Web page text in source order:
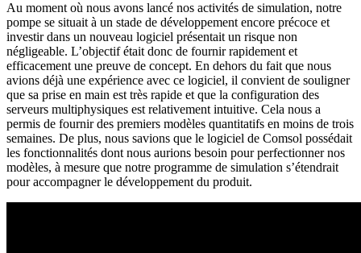
Au moment où nous avons lancé nos activités de simulation, notre
pompe se situait à un stade de développement encore précoce et
investir dans un nouveau logiciel présentait un risque non
négligeable. L’objectif était donc de fournir rapidement et
efficacement une preuve de concept. En dehors du fait que nous
avions déjà une expérience avec ce logiciel, il convient de souligner
que sa prise en main est très rapide et que la configuration des
serveurs multiphysiques est relativement intuitive. Cela nous a
permis de fournir des premiers modèles quantitatifs en moins de trois
semaines. De plus, nous savions que le logiciel de Comsol possédait
les fonctionnalités dont nous aurions besoin pour perfectionner nos
modèles, à mesure que notre programme de simulation s’étendrait
pour accompagner le développement du produit.